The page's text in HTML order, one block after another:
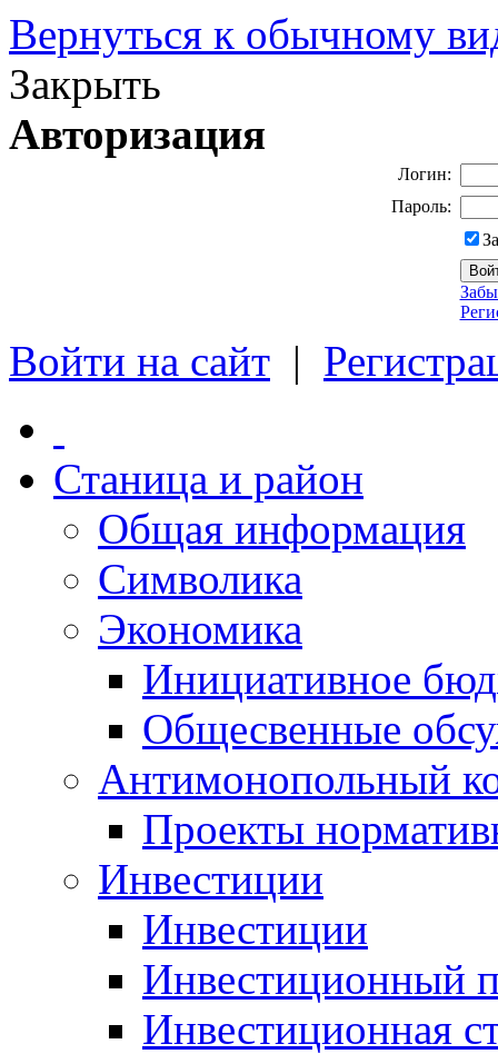
Вернуться к обычному
Закрыть
Авторизация
Логин:
Пароль:
Войти на сайт |
Станица и район
Общая информация
Символика
Экономика
Инициативное
Общесвенные
Антимонопольный
Проекты
Инвестиции
Инвестиции
Инвестиционный
Инвестиционная